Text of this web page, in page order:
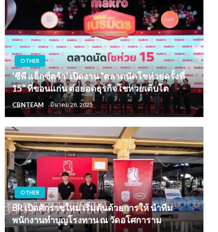
OTHER
‘ซีพี แอ็กซ์ตร้า’ เปิดงาน “ตลาดนัดโชห่วยครั้งที่
15” ที่ขอนแก่น ต่อยอดธุรกิจโชห่วยเติบโต
CBNTEAM มีนาคม 28, 2025
OTHER
BR เปิดศักราชใหม่ เริ่มต้นด้วยการให้ นำทีม
พนักงานทำบุญโรงทาน ณ วัดอโศการาม